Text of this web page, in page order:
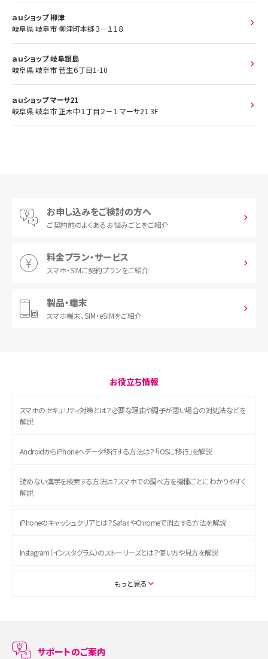
ａｕショップ 柳津
岐阜県 岐阜市 柳津町本郷３－１１８
ａｕショップ 岐阜鏡島
岐阜県 岐阜市 菅生６丁目1-10
ａｕショップ マーサ21
岐阜県 岐阜市 正木中１丁目２－１ マーサ21 3F
お申し込みをご検討の方へ
ご契約前のよくあるお悩みごとをご紹介
料金プラン・サービス
スマホ・SIMご契約プランをご紹介
製品・端末
スマホ端末、SIM・eSIMをご紹介
お役立ち情報
スマホのセキュリティ対策とは？必要な理由や調子が悪い場合の対処法などを
解説
AndroidからiPhoneへデータ移行する方法は？「iOSに移行」を解説
読めない漢字を検索する方法は？スマホでの調べ方を機種ごとにわかりやすく
解説
iPhoneのキャッシュクリアとは？SafariやChromeで消去する方法を解説
Instagram（インスタグラム）のストーリーズとは？使い方や見方を解説
ASMRとは？初心者向けの代表ジャンルや楽しみ方を解説
LINEで友だちを削除する方法は？方法ごとの影響や復活・復元する方法も解説
もっと見る
サポートのご案内